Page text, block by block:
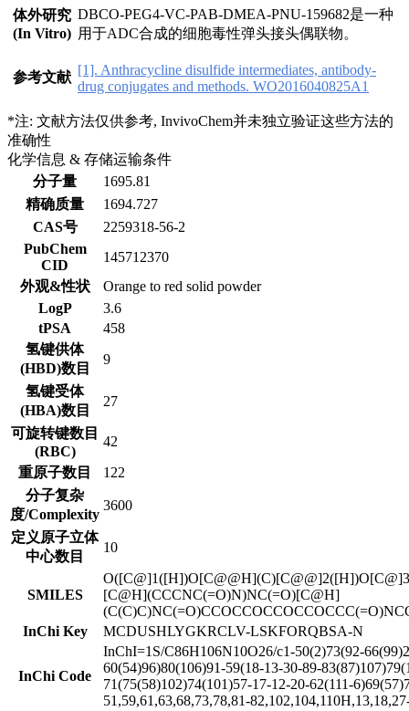
体外研究
(In Vitro)
DBCO-PEG4-VC-PAB-DMEA-PNU-159682是一种
用于ADC合成的细胞毒性弹头接头偶联物。
参考文献 [1]. Anthracycline disulfide intermediates, antibody-
drug conjugates and methods. WO2016040825A1
*注: 文献方法仅供参考, InvivoChem并未独立验证这些方法的
准确性
化学信息 & 存储运输条件
分子量
1695.81
精确质量
1694.727
CAS号
2259318-56-2
PubChem
CID
145712370
外观&性状
Orange to red solid powder
LogP
3.6
tPSA
458
氢键供体
(HBD)数目
9
氢键受体
(HBA)数目
27
可旋转键数目
(RBC)
42
重原子数目
122
分子复杂
度/Complexity
3600
定义原子立体
中心数目
10
SMILES
[C@H](CCCNC(=O)N)NC(=O)[C@H]
InChi Key
MCDUSHLYGKRCLV-LSKFORQBSA-N
InChi Code
InChI=1S/C86H106N10O26/c1-50(2)73(92-
60(54)96)80(106)91-59(18-13-30-89-
71(75(58)102)74(101)57-17-12-20-62(111-
51,59,61,63,68,73,78,81-